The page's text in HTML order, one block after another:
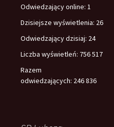
Odwiedzający online: 1
Dzisiejsze wyświetlenia: 26
Odwiedzający dzisiaj: 24
Liczba wyświetleń: 756 517
Razem
odwiedzających: 246 836